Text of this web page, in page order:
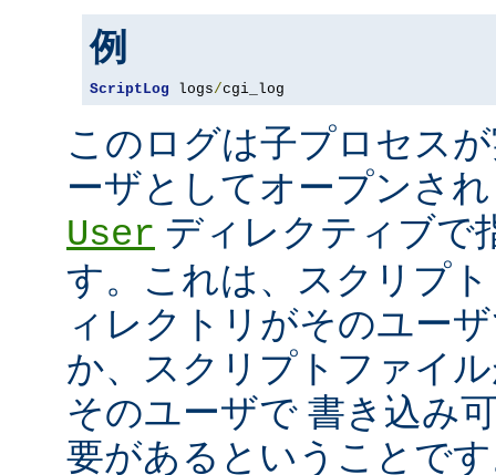
例
ScriptLog logs/cgi_log
このログは子プロセス
ーザとしてオープンさ
User ディレクティブで
す。これは、スクリプ
ィレクトリがそのユー
か、スクリプトファイ
そのユーザで 書き込み
要があるということで